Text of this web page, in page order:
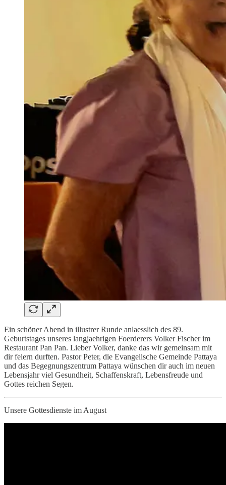
Ein schöner Abend in illustrer Runde anlaesslich des 89.
Geburtstages unseres langjaehrigen Foerderers Volker Fischer im
Restaurant Pan Pan. Lieber Volker, danke das wir gemeinsam mit
dir feiern durften. Pastor Peter, die Evangelische Gemeinde Pattaya
und das Begegnungszentrum Pattaya wünschen dir auch im neuen
Lebensjahr viel Gesundheit, Schaffenskraft, Lebensfreude und
Gottes reichen Segen.
Unsere Gottesdienste im August